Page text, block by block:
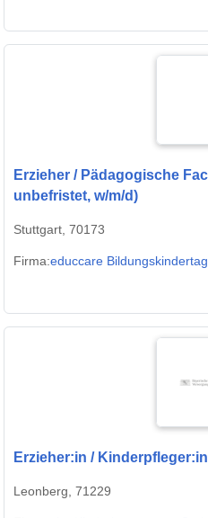
Erzieher / Pädagogische
unbefristet, w/m/d)
Stuttgart, 70173
Firma:educcare
Erzieher:in /
Leonberg, 71229